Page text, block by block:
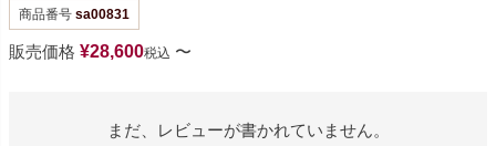
商品番号 sa00831
販売価格 ¥28,600税込 〜
まだ、レビューが書かれていません。